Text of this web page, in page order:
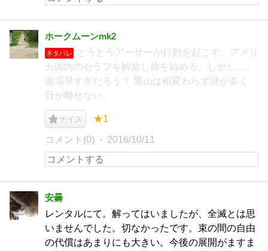
ホークムーンmk2
ネタバレ
とうとうアーサーが行動を起こす。アメリ
カ国内のセラフを解放し旅を始める。しかし…。
退場早すぎだろう？ 鷹山は相変わらず謎が多く
目が離せない。
ナイス ★1
コメント(0) 2016/10/11
安曇
レンタルにて。解ってはいましたが、全滅とは思
いませんでした。切なかったです。束の間の自由
の代償はあまりにも大きい。今後の展開がますま